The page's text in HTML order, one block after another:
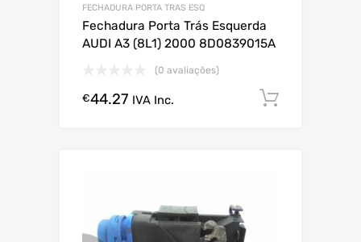
FECHADURA PORTA TRAS ESQ
Fechadura Porta Trás Esquerda
AUDI A3 (8L1) 2000 8D0839015A
(0 avaliações)
€44.27 IVA Inc.